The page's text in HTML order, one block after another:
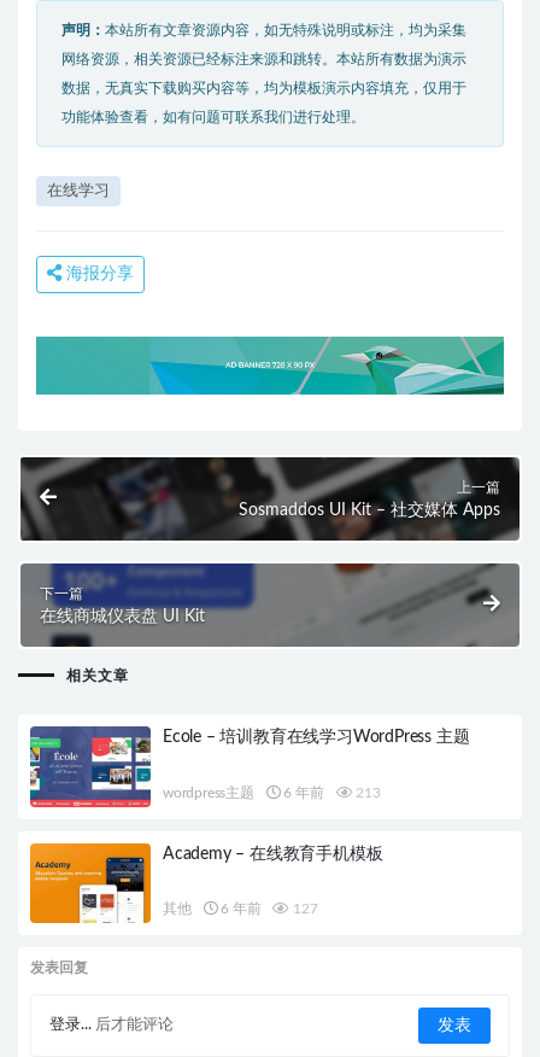
声明： 本站所有文章资源内容，如无特殊说明或标注，均为采集
网络资源，相关资源已经标注来源和跳转。本站所有数据为演示
数据，无真实下载购买内容等，均为模板演示内容填充，仅用于
功能体验查看，如有问题可联系我们进行处理。
在线学习
海报分享
上一篇
Sosmaddos UI Kit – 社交媒体 Apps
下一篇
在线商城仪表盘 UI Kit
相关文章
Ecole – 培训教育在线学习WordPress 主题
wordpress主题 6 年前 213
Academy – 在线教育手机模板
其他 6 年前 127
发表回复
登录... 后才能评论